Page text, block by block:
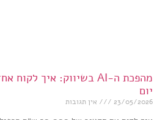
יום
23/05/2026 אין תגובות